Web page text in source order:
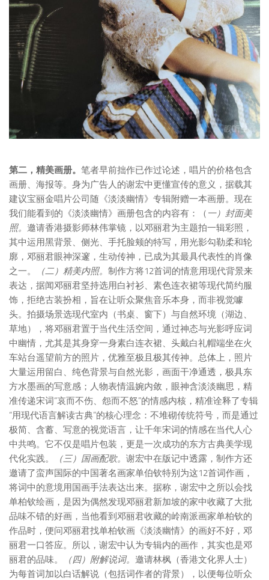
第二，精美画册。 笔者早前拙作已作过论述，唱片的价格包含
画册、海报等。身为广告人的谢宏中更懂宣传的意义，据载其
建议宝丽金唱片公司随《淡淡幽情》专辑附赠一本画册。现在
我们能看到的《淡淡幽情》画册包含的内容有：（ 一）封面美
照。 邀请香港摄影师林伟掌镜，以邓丽君为主题拍一辑彩照，
其中运用黑背景、侧光、手托脸颊的特写，用光影勾勒柔和轮
廓，邓丽君眼神深邃，生动传神，已成为其最具代表性的肖像
之一。
（二）精美内照。 制作方将12首词的情意用现代背景来
表达，据闻邓丽君坚持选用白衬衫、素色连衣裙等现代简约服
饰，拒绝古装扮相，旨在让听众聚焦音乐本身，而非视觉噱
头。拍摄场景选现代室内（书桌、窗下）与自然环境（湖边、
草地），将邓丽君置于当代生活空间，通过神态与光影呼应词
中幽情，尤其是其身穿一身素白连衣裙、头戴白礼帽端坐在火
车站台遥望前方的照片，优雅至极且极其传神。总体上，照片
大量运用留白、纯色背景与自然光影，画面干净通透，极具东
方水墨画的写意感；人物表情温婉内敛，眼神含淡淡幽思，精
准传递宋词“哀而不伤、怨而不怒”的情感内核，精准诠释了专辑
“用现代语言解读古典”的核心理念：不堆砌传统符号，而是通过
极简、含蓄、写意的视觉语言，让千年宋词的情感在当代人心
中共鸣。它不仅是唱片包装，更是一次成功的东方古典美学现
代化实践。
（三）国画配歌。 谢宏中在版记中透露，制作方还
邀请了蛮声国际的中国著名画家单伯钦特别为这12首词作画，
将词中的意境用国画手法表达出来。据称，谢宏中之所以会找
单柏钦绘画，是因为偶然发现邓丽君新加坡的家中收藏了大批
品味不错的好画，当他看到邓丽君收藏的岭南派画家单柏钦的
作品时，便问邓丽君找单柏钦画《淡淡幽情》的画好不好，邓
丽君一口答应。所以，谢宏中认为专辑内的画作，其实也是邓
丽君的品味。
（四）附解说词。 邀请林枫（香港文化界人士）
为每首词加以白话解说（包括词作者的背景），以便每位听众